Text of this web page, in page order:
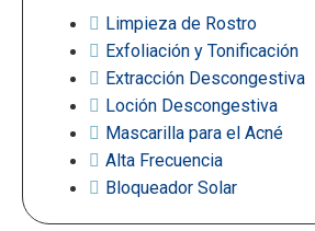
Limpieza de Rostro
Exfoliación y Tonificación
Extracción Descongestiva
Loción Descongestiva
Mascarilla para el Acné
Alta Frecuencia
Bloqueador Solar